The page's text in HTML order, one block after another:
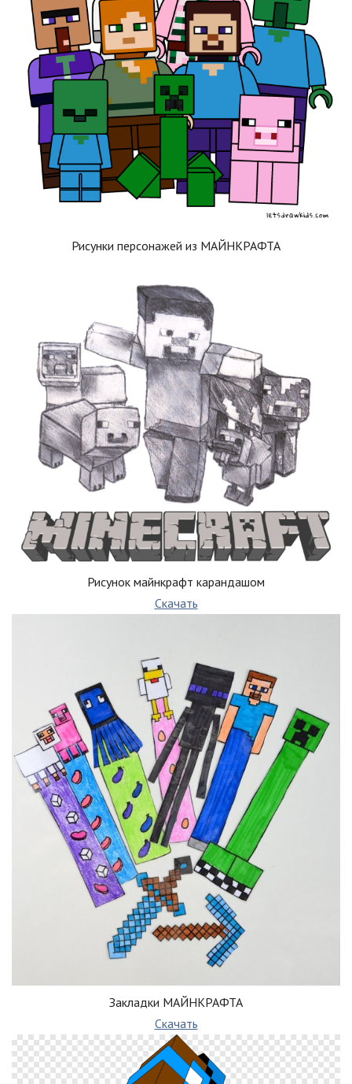
Рисунки персонажей из МАЙНКРАФТА
Рисунок майнкрафт карандашом
Скачать
Закладки МАЙНКРАФТА
Скачать